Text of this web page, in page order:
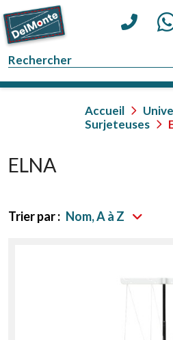
Accueil
Surjeteuses
ELNA
Trier par : Nom, A à Z